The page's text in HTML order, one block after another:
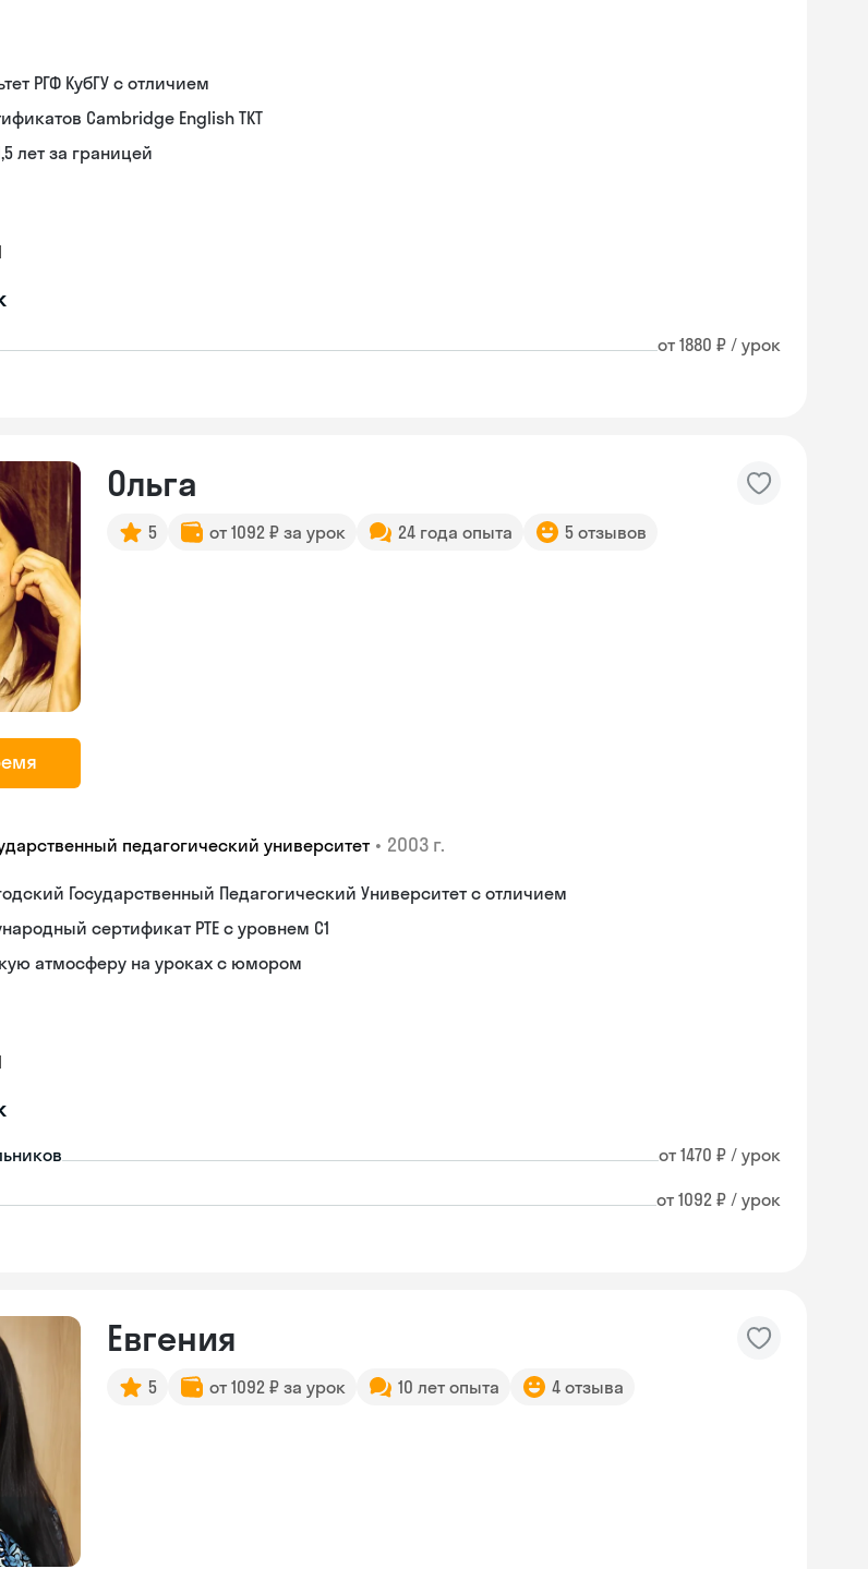
РГФ КубГУ с отличием
Cambridge English TKT
лет за границей
от 1880 ₽ / урок
Ольга
5 от 1092 ₽ за урок 24 года опыта 5 отзывов
педагогический университет • 2003 г.
Государственный Педагогический Университет с отличием
сертификат PTE с уровнем C1
атмосферу на уроках с юмором
от 1470 ₽ / урок
от 1092 ₽ / урок
Евгения
5 от 1092 ₽ за урок 10 лет опыта 4 отзыва